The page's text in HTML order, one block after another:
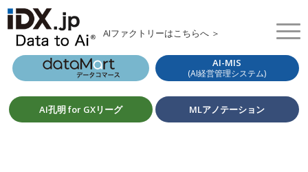
AIファクトリーはこちらへ ＞
AI-MIS
(AI経営管理システム)
AI孔明 for GXリーグ MLアノテーション